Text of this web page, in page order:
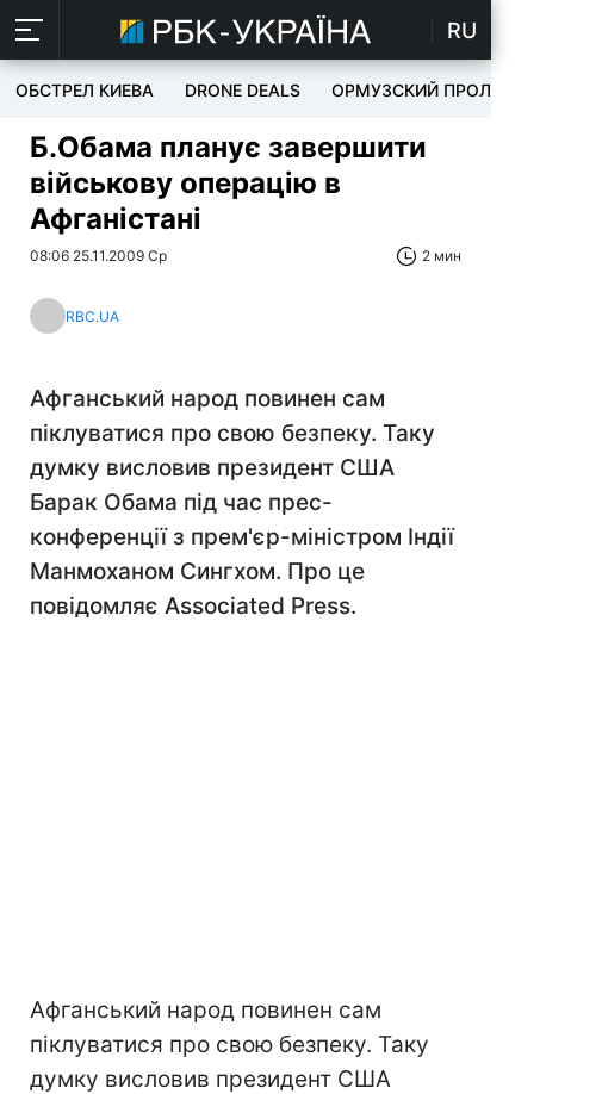
RU
ОБСТРЕЛ КИЕВА DRONE DEALS ОРМУЗСКИЙ ПРОЛИВ
Б.Обама планує завершити
військову операцію в
Афганістані
08:06 25.11.2009 Ср 2 мин
RBC.UA
Афганський народ повинен сам
піклуватися про свою безпеку. Таку
думку висловив президент США
Барак Обама під час прес-
конференції з прем'єр-міністром Індії
Манмоханом Сингхом. Про це
повідомляє Associated Press.
Афганський народ повинен сам
піклуватися про свою безпеку. Таку
думку висловив президент США